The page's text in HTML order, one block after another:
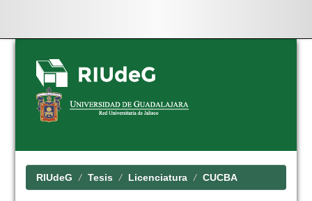
Skip
navigation
RIUdeG Tesis Licenciatura CUCBA